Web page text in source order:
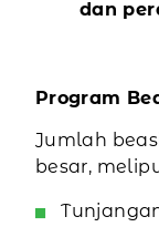
dan
Program
Jumlah
besar,